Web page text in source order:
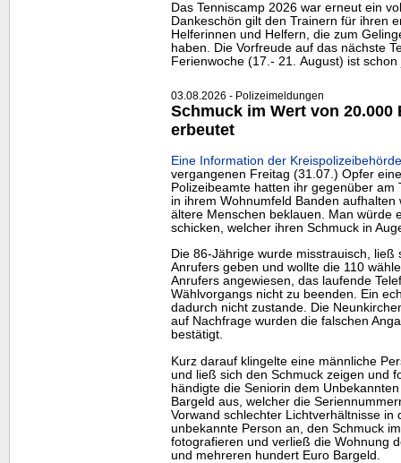
Das Tenniscamp 2026 war erneut ein
Dankeschön gilt den Trainern für ihren
Helferinnen und Helfern, die zum
haben. Die Vorfreude auf das nächste
Ferienwoche (17.- 21. August) ist
03.08.2026 - Polizeimeldungen
Schmuck im Wert von 20.000
erbeutet
Eine Information der
vergangenen Freitag (31.07.) Opfer
Polizeibeamte hatten ihr gegenüber am
in ihrem Wohnumfeld Banden
ältere Menschen beklauen. Man würde
schicken, welcher ihren Schmuck in
Die 86-Jährige wurde misstrauisch, ließ
Anrufers geben und wollte die 110
Anrufers angewiesen, das laufende
Wählvorgangs nicht zu beenden. Ein
dadurch nicht zustande. Die
auf Nachfrage wurden die falschen
bestätigt.
Kurz darauf klingelte eine männliche
und ließ sich den Schmuck zeigen und
händigte die Seniorin dem
Bargeld aus, welcher die
Vorwand schlechter Lichtverhältnisse in
unbekannte Person an, den Schmuck
fotografieren und verließ die Wohnung
und mehreren hundert Euro Bargeld.